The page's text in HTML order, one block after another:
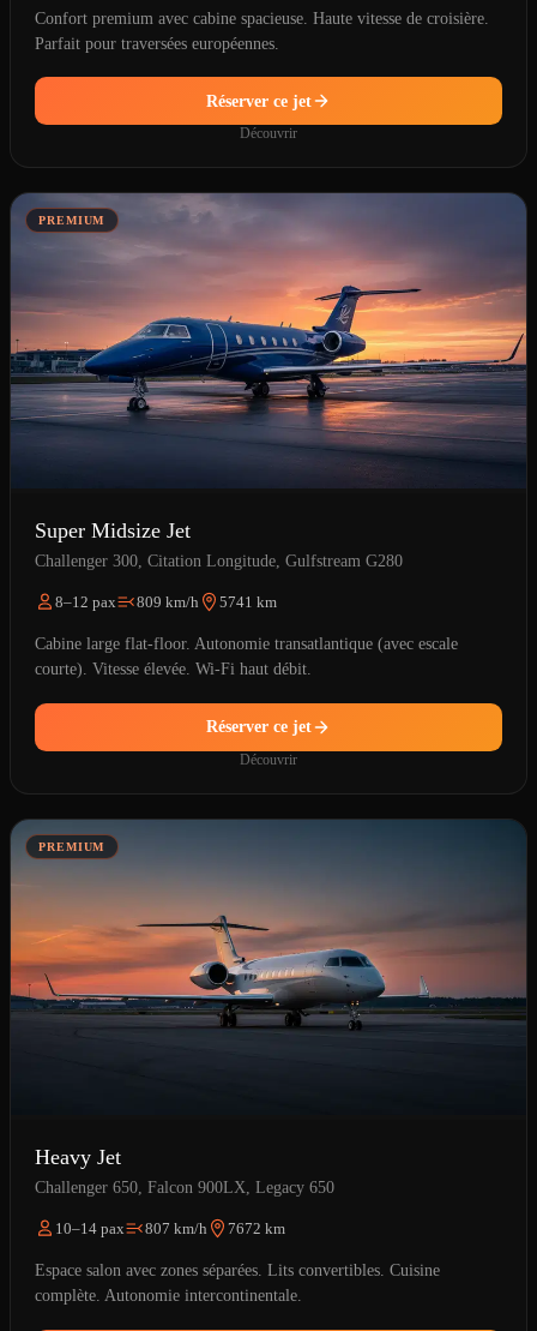
Confort premium avec cabine spacieuse. Haute vitesse de croisière.
Parfait pour traversées européennes.
Réserver ce jet
Découvrir
PREMIUM
Super Midsize Jet
Challenger 300, Citation Longitude, Gulfstream G280
8–12 pax 809 km/h 5741 km
Cabine large flat-floor. Autonomie transatlantique (avec escale
courte). Vitesse élevée. Wi-Fi haut débit.
Réserver ce jet
Découvrir
PREMIUM
Heavy Jet
Challenger 650, Falcon 900LX, Legacy 650
10–14 pax 807 km/h 7672 km
Espace salon avec zones séparées. Lits convertibles. Cuisine
complète. Autonomie intercontinentale.